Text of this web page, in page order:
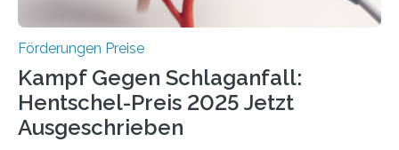
Förderungen Preise
Kampf Gegen Schlaganfall:
Hentschel-Preis 2025 Jetzt
Ausgeschrieben